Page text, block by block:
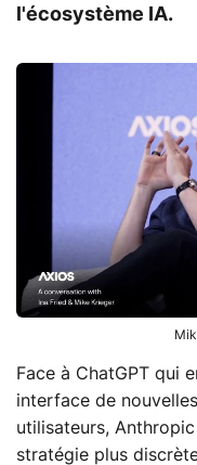
l'écosystème IA.
Face à ChatGPT qui
interface de
utilisateurs,
stratégie plus